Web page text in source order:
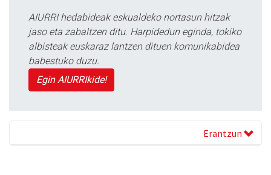
AIURRI hedabideak eskualdeko nortasun hitzak
jaso eta zabaltzen ditu. Harpidedun eginda, tokiko
albisteak euskaraz lantzen dituen komunikabidea
babestuko duzu.
Egin AIURRIkide!
Erantzun